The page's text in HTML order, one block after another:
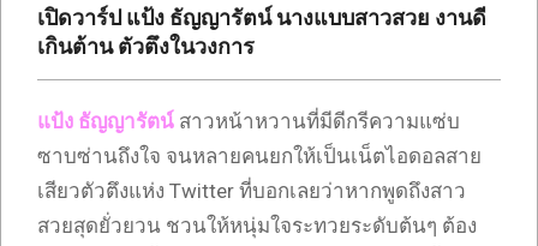
เปิดวาร์ป แป้ง ธัญญารัตน์ นางแบบสาวสวย งานดี
เกินต้าน ตัวตึงในวงการ
แป้ง ธัญญารัตน์ สาวหน้าหวานที่มีดีกรีความแซ่บ
ซาบซ่านถึงใจ จนหลายคนยกให้เป็นเน็ตไอดอลสาย
เสียวตัวตึงแห่ง Twitter ที่บอกเลยว่าหากพูดถึงสาว
สวยสุดยั่วยวน ชวนให้หนุ่มใจระทวยระดับต้นๆ ต้อง